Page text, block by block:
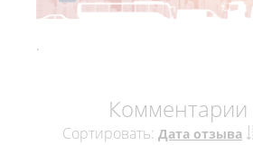
.
Комментарии
Сортировать: Дата отзыва